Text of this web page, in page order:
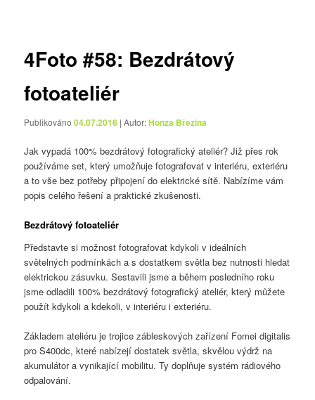
4Foto #58: Bezdrátový
fotoateliér
Publikováno04.07.2016 | Autor:Honza Březina
Jak vypadá 100% bezdrátový fotografický ateliér? Již přes rok
používáme set, který umožňuje fotografovat v interiéru, exteriéru
a to vše bez potřeby připojení do elektrické sítě. Nabízíme vám
popis celého řešení a praktické zkušenosti.
Bezdrátový fotoateliér
Představte si možnost fotografovat kdykoli v ideálních
světelných podmínkách a s dostatkem světla bez nutnosti hledat
elektrickou zásuvku. Sestavili jsme a během posledního roku
jsme odladili 100% bezdrátový fotografický ateliér, který můžete
použít kdykoli a kdekoli, v interiéru i exteriéru.
Základem ateliéru je trojice zábleskových zařízení Fomei digitalis
pro S400dc, které nabízejí dostatek světla, skvělou výdrž na
akumulátor a vynikající mobilitu. Ty doplňuje systém rádiového
odpalování.